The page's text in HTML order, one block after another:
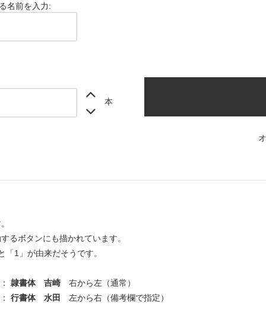
名前を入力:
本
るボタンにも描かれています。
「1」が由来だそうです。
隷書体 吉崎 右から左（通常）
行書体 水田 左から右（備考欄で指定）